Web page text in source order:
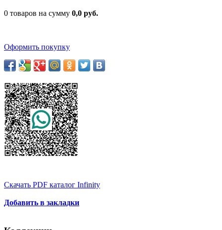
0 товаров на сумму 0,0 руб.
Оформить покупку
Скачать PDF каталог Infinity
Добавить в закладки